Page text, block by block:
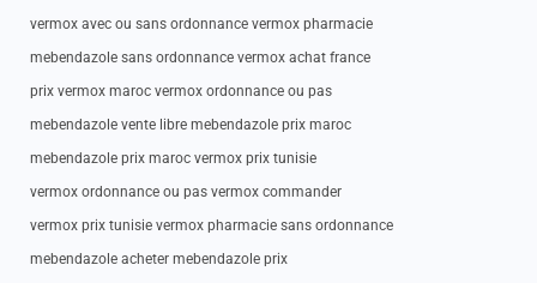
vermox avec ou sans ordonnance vermox pharmacie
mebendazole sans ordonnance vermox achat france
prix vermox maroc vermox ordonnance ou pas
mebendazole vente libre mebendazole prix maroc
mebendazole prix maroc vermox prix tunisie
vermox ordonnance ou pas vermox commander
vermox prix tunisie vermox pharmacie sans ordonnance
mebendazole acheter mebendazole prix